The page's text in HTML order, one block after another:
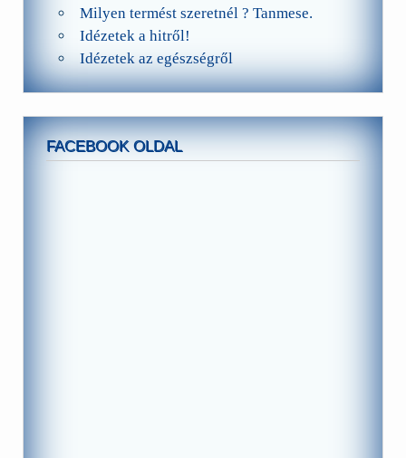
Milyen termést szeretnél ? Tanmese.
Idézetek a hitről!
Idézetek az egészségről
FACEBOOK OLDAL